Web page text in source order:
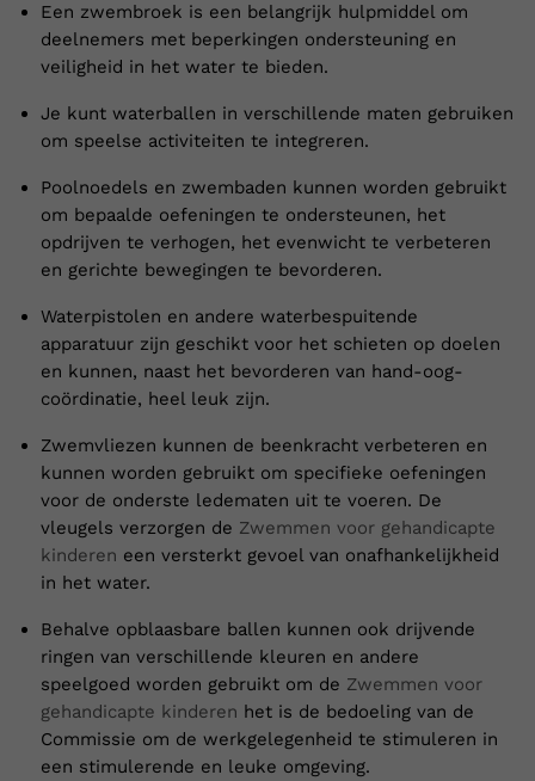
Een zwembroek is een belangrijk hulpmiddel om
deelnemers met beperkingen ondersteuning en
veiligheid in het water te bieden.
Je kunt waterballen in verschillende maten gebruiken
om speelse activiteiten te integreren.
Poolnoedels en zwembaden kunnen worden gebruikt
om bepaalde oefeningen te ondersteunen, het
opdrijven te verhogen, het evenwicht te verbeteren
en gerichte bewegingen te bevorderen.
Waterpistolen en andere waterbespuitende
apparatuur zijn geschikt voor het schieten op doelen
en kunnen, naast het bevorderen van hand-oog-
coördinatie, heel leuk zijn.
Zwemvliezen kunnen de beenkracht verbeteren en
kunnen worden gebruikt om specifieke oefeningen
voor de onderste ledematen uit te voeren. De
vleugels verzorgen de Zwemmen voor gehandicapte
kinderen een versterkt gevoel van onafhankelijkheid
in het water.
Behalve opblaasbare ballen kunnen ook drijvende
ringen van verschillende kleuren en andere
speelgoed worden gebruikt om de Zwemmen voor
gehandicapte kinderen het is de bedoeling van de
Commissie om de werkgelegenheid te stimuleren in
een stimulerende en leuke omgeving.